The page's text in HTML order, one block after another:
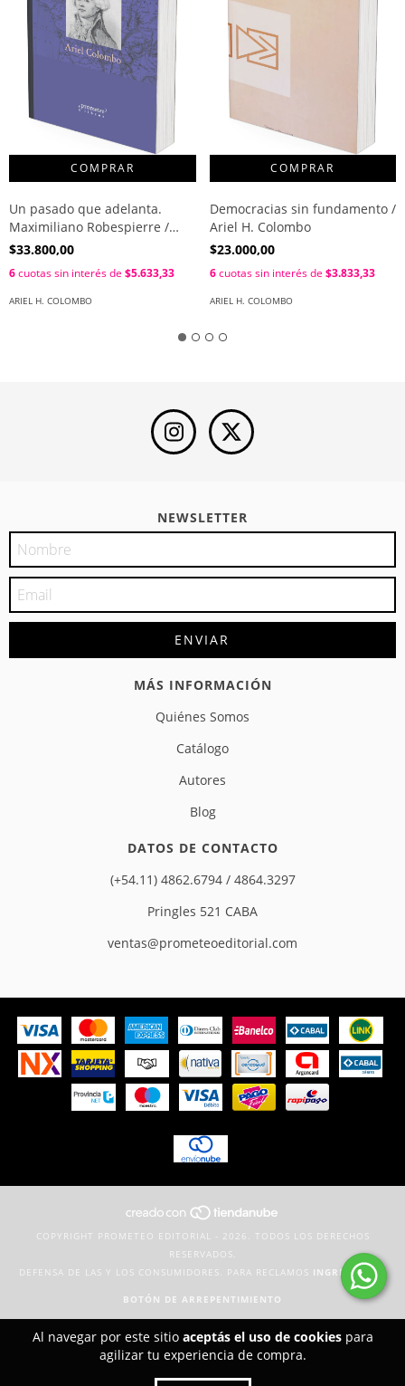
Al navegar por este sitio aceptás el uso de cookiespara
agilizar tu experiencia de compra.
Un pasado que adelanta.
Maximiliano Robespierre /
Ariel H. Colombo
$33.800,00
6cuotas sin interés de $5.633,33
ARIEL H. COLOMBO
Democracias sin fundamento /
Ariel H. Colombo
$23.000,00
6cuotas sin interés de $3.833,33
ARIEL H. COLOMBO
NEWSLETTER
MÁS INFORMACIÓN
Quiénes Somos
Catálogo
Autores
Blog
DATOS DE CONTACTO
(+54.11) 4862.6794 / 4864.3297
Pringles 521 CABA
ventas@prometeoeditorial.com
COPYRIGHT PROMETEO EDITORIAL - 2026. TODOS LOS DERECHOS
RESERVADOS.
DEFENSA DE LAS Y LOS CONSUMIDORES. PARA RECLAMOS INGRESÁ ACÁ.
BOTÓN DE ARREPENTIMIENTO